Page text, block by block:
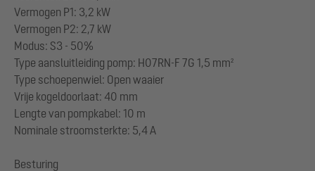
Vermogen P1: 3,2 kW
Vermogen P2: 2,7 kW
Modus: S3 - 50%
Type aansluitleiding pomp: H07RN-F 7G 1,5 mm²
Type schoepenwiel: Open waaier
Vrije kogeldoorlaat: 40 mm
Lengte van pompkabel: 10 m
Nominale stroomsterkte: 5,4 A
Besturing